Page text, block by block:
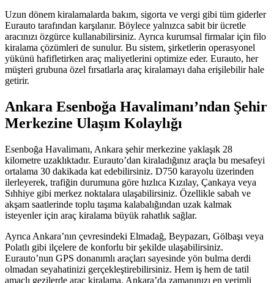
Uzun dönem kiralamalarda bakım, sigorta ve vergi gibi tüm giderler
Eurauto tarafından karşılanır. Böylece yalnızca sabit bir ücretle
aracınızı özgürce kullanabilirsiniz. Ayrıca kurumsal firmalar için filo
kiralama çözümleri de sunulur. Bu sistem, şirketlerin operasyonel
yükünü hafifletirken araç maliyetlerini optimize eder. Eurauto, her
müşteri grubuna özel fırsatlarla araç kiralamayı daha erişilebilir hale
getirir.
Ankara Esenboğa Havalimanı’ndan Şehir
Merkezine Ulaşım Kolaylığı
Esenboğa Havalimanı, Ankara şehir merkezine yaklaşık 28
kilometre uzaklıktadır. Eurauto’dan kiraladığınız araçla bu mesafeyi
ortalama 30 dakikada kat edebilirsiniz. D750 karayolu üzerinden
ilerleyerek, trafiğin durumuna göre hızlıca Kızılay, Çankaya veya
Sıhhiye gibi merkez noktalara ulaşabilirsiniz. Özellikle sabah ve
akşam saatlerinde toplu taşıma kalabalığından uzak kalmak
isteyenler için araç kiralama büyük rahatlık sağlar.
Ayrıca Ankara’nın çevresindeki Elmadağ, Beypazarı, Gölbaşı veya
Polatlı gibi ilçelere de konforlu bir şekilde ulaşabilirsiniz.
Eurauto’nun GPS donanımlı araçları sayesinde yön bulma derdi
olmadan seyahatinizi gerçekleştirebilirsiniz. Hem iş hem de tatil
amaçlı gezilerde araç kiralama, Ankara’da zamanınızı en verimli